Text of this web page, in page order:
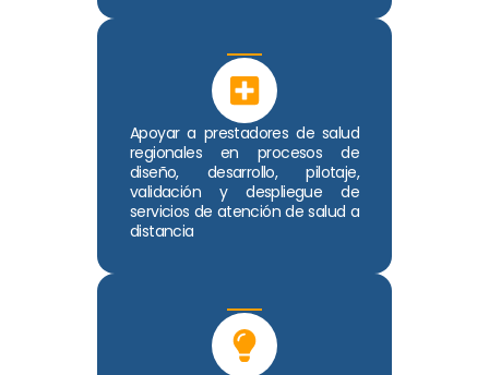
Apoyar a prestadores de salud
regionales en procesos de
diseño, desarrollo, pilotaje,
validación y despliegue de
servicios de atención de salud a
distancia